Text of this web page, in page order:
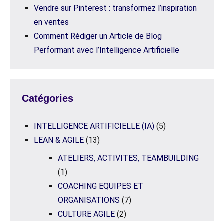
Vendre sur Pinterest : transformez l’inspiration
en ventes
Comment Rédiger un Article de Blog
Performant avec l’Intelligence Artificielle
Catégories
INTELLIGENCE ARTIFICIELLE (IA) (5)
LEAN & AGILE (13)
ATELIERS, ACTIVITES, TEAMBUILDING
(1)
COACHING EQUIPES ET
ORGANISATIONS (7)
CULTURE AGILE (2)